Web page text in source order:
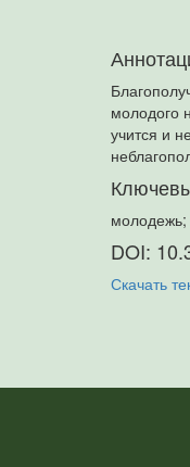
молодого
учится и
молодежь;
DOI:
Скачать